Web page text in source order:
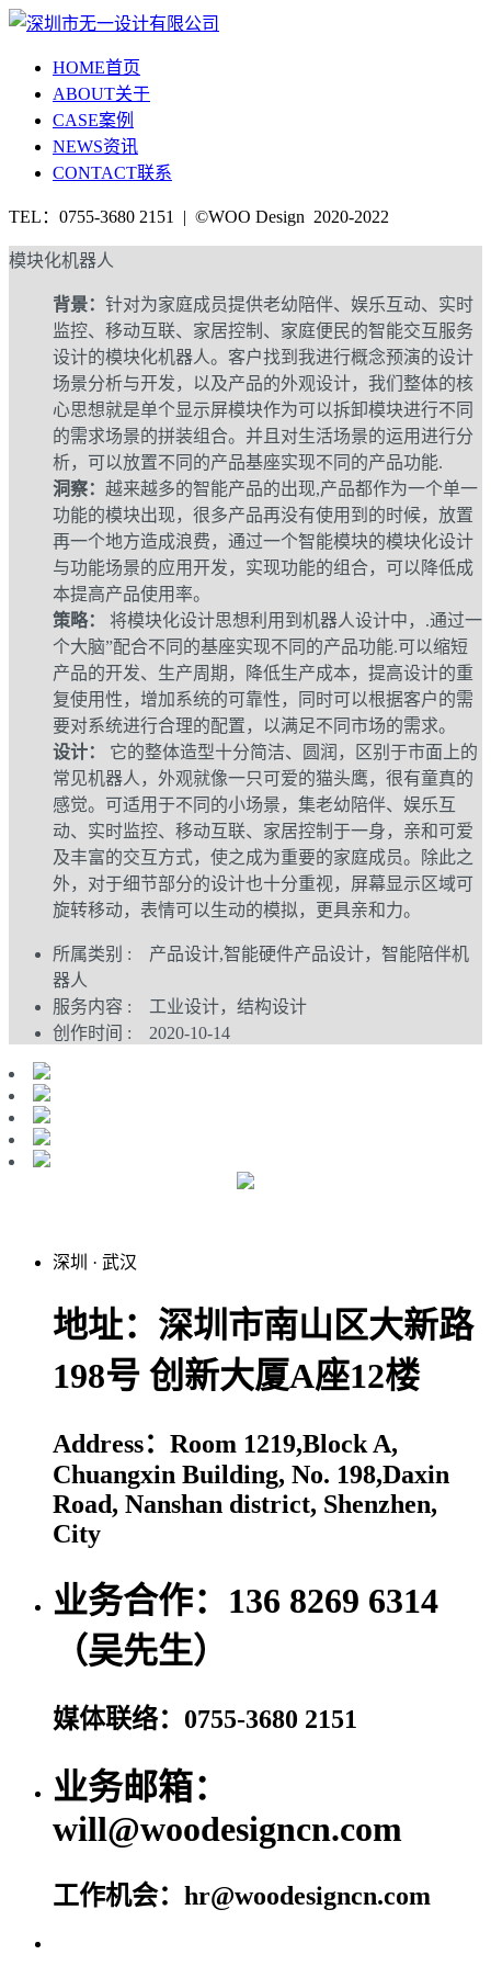
HOME首页
ABOUT关于
CASE案例
NEWS资讯
CONTACT联系
TEL：0755-3680 2151 | ©WOO Design 2020-2022
模块化机器人
背景： 针对为家庭成员提供老幼陪伴、娱乐互动、实时
监控、移动互联、家居控制、家庭便民的智能交互服务
设计的模块化机器人。客户找到我进行概念预演的设计
场景分析与开发，以及产品的外观设计，我们整体的核
心思想就是单个显示屏模块作为可以拆卸模块进行不同
的需求场景的拼装组合。并且对生活场景的运用进行分
析，可以放置不同的产品基座实现不同的产品功能.
洞察： 越来越多的智能产品的出现,产品都作为一个单一
功能的模块出现，很多产品再没有使用到的时候，放置
再一个地方造成浪费，通过一个智能模块的模块化设计
与功能场景的应用开发，实现功能的组合，可以降低成
本提高产品使用率。
策略：
将模块化设计思想利用到机器人设计中，.通过一
个大脑”配合不同的基座实现不同的产品功能.可以缩短
产品的开发、生产周期，降低生产成本，提高设计的重
复使用性，增加系统的可靠性，同时可以根据客户的需
要对系统进行合理的配置，以满足不同市场的需求。
设计：
它的整体造型十分简洁、圆润，区别于市面上的
常见机器人，外观就像一只可爱的猫头鹰，很有童真的
感觉。可适用于不同的小场景，集老幼陪伴、娱乐互
动、实时监控、移动互联、家居控制于一身，亲和可爱
及丰富的交互方式，使之成为重要的家庭成员。除此之
外，对于细节部分的设计也十分重视，屏幕显示区域可
旋转移动，表情可以生动的模拟，更具亲和力。
所属类别 : 产品设计,智能硬件产品设计，智能陪伴机
器人
服务内容 : 工业设计，结构设计
创作时间 : 2020-10-14
深圳 · 武汉
地址：深圳市南山区大新路
198号 创新大厦A座12楼
Address：Room 1219,Block A,
Chuangxin Building, No. 198,Daxin
Road, Nanshan district, Shenzhen,
City
业务合作：136 8269 6314
（吴先生）
媒体联络：0755-3680 2151
业务邮箱：
will@woodesigncn.com
工作机会：hr@woodesigncn.com